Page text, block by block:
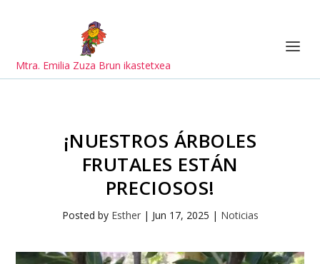
Mtra. Emilia Zuza Brun ikastetxea
¡NUESTROS ÁRBOLES
FRUTALES ESTÁN
PRECIOSOS!
Posted by Esther| Jun 17, 2025 | Noticias